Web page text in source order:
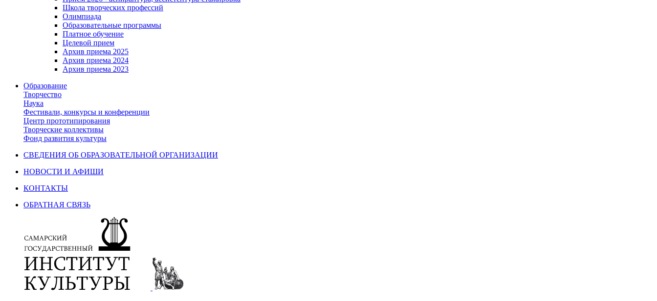
Школа творческих профессий
Олимпиада
Образовательные программы
Платное обучение
Целевой прием
Архив приема 2025
Архив приема 2024
Архив приема 2023
Образование
Творчество
Наука
Фестивали, конкурсы и конференции
Центр прототипирования
Творческие коллективы
Фонд развития культуры
СВЕДЕНИЯ ОБ ОБРАЗОВАТЕЛЬНОЙ ОРГАНИЗАЦИИ
НОВОСТИ И АФИШИ
КОНТАКТЫ
ОБРАТНАЯ СВЯЗЬ